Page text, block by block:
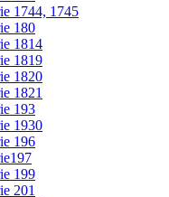
1744, 1745
180
1814
1819
1820
1821
193
1930
196
199
201